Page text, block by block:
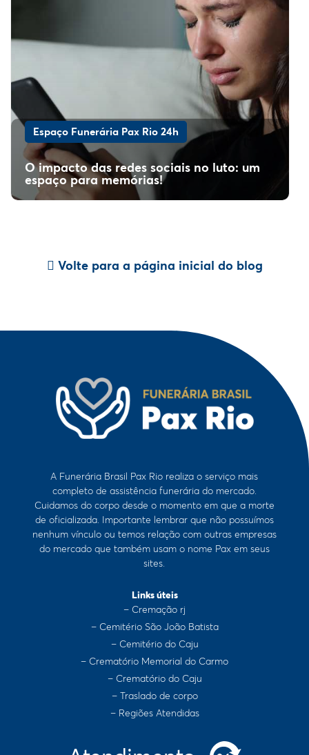
Espaço Funerária Pax Rio 24h
O impacto das redes sociais no luto: um
espaço para memórias!
Volte para a página inicial do blog
A Funerária Brasil Pax Rio realiza o serviço mais
completo de assistência funerária do mercado.
Cuidamos do corpo desde o momento em que a morte
de oficializada. Importante lembrar que não possuímos
nenhum vínculo ou temos relação com outras empresas
do mercado que também usam o nome Pax em seus
sites.
Links úteis
– Cremação rj
– Cemitério São João Batista
– Cemitério do Caju
– Crematório Memorial do Carmo
– Crematório do Caju
– Traslado de corpo
– Regiões Atendidas